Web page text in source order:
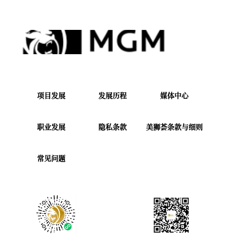
项目发展 发展历程 媒体中心
职业发展 隐私条款 美狮荟条款与细则
常见问题